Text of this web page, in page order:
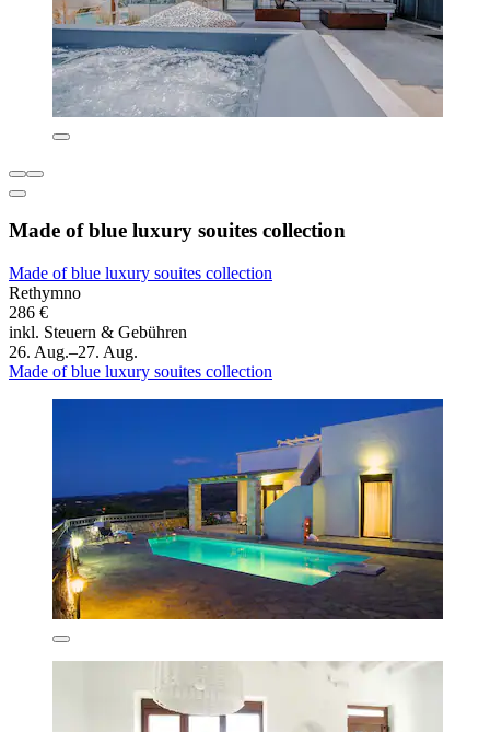
Made of blue luxury souites collection
Made of blue luxury souites collection
Rethymno
286 €
inkl. Steuern & Gebühren
26. Aug.–27. Aug.
Made of blue luxury souites collection